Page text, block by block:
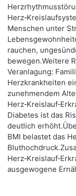
Menschen unter
rauchen,
bewegen.Weitere
Veranlagung:
Herzkrankheiten
zunehmendem
Diabetes ist das
deutlich
BMI belastet das
ausgewogene